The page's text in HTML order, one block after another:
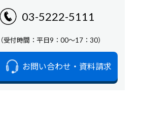
03-5222-5111
（受付時間：平日9：00～17：30）
お問い合わせ・資料請求